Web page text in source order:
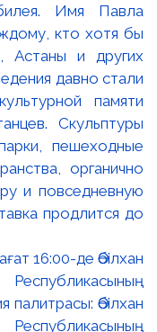
Имя Павла
кто хотя бы
Астаны и других
давно стали
памяти
Скульптуры
пешеходные
органично
и повседневную
продлится до